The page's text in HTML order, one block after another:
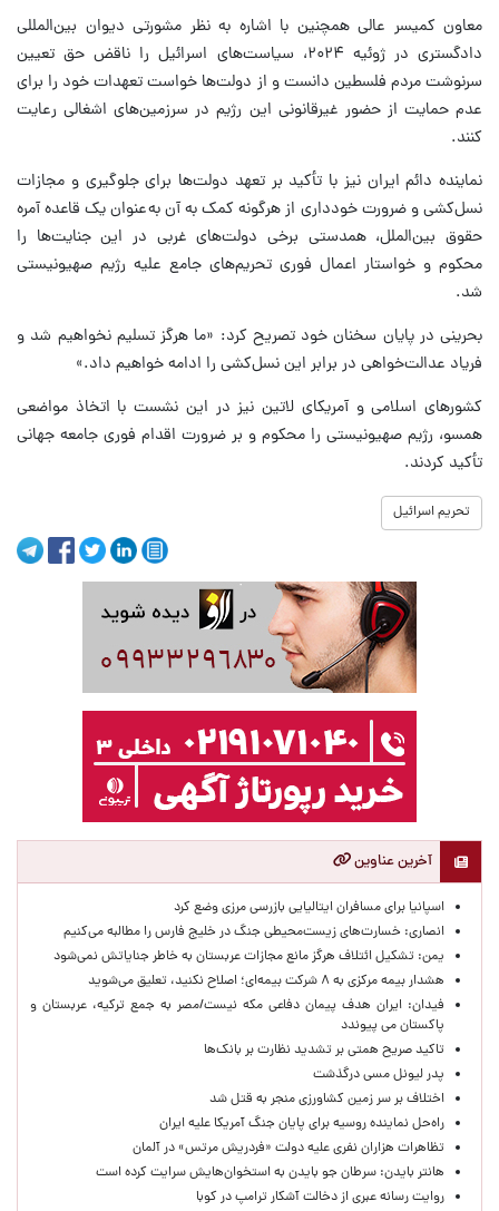
معاون کمیسر عالی همچنین با اشاره به نظر مشورتی دیوان بین‌المللی
دادگستری در ژوئیه ۲۰۲۴، سیاست‌های اسرائیل را ناقض حق تعیین
سرنوشت مردم فلسطین دانست و از دولت‌ها خواست تعهدات خود را برای
عدم حمایت از حضور غیرقانونی این رژیم در سرزمین‌های اشغالی رعایت
کنند.
نماینده دائم ایران نیز با تأکید بر تعهد دولت‌ها برای جلوگیری و مجازات
نسل‌کشی و ضرورت خودداری از هرگونه کمک به آن به‌عنوان یک قاعده آمره
حقوق بین‌الملل، همدستی برخی دولت‌های غربی در این جنایت‌ها را
محکوم و خواستار اعمال فوری تحریم‌های جامع علیه رژیم صهیونیستی
شد.
بحرینی در پایان سخنان خود تصریح کرد: «ما هرگز تسلیم نخواهیم شد و
فریاد عدالت‌خواهی در برابر این نسل‌کشی را ادامه خواهیم داد.»
کشورهای اسلامی و آمریکای لاتین نیز در این نشست با اتخاذ مواضعی
همسو، رژیم صهیونیستی را محکوم و بر ضرورت اقدام فوری جامعه جهانی
تأکید کردند.
تحریم اسرائیل
آخرین عناوین
اسپانیا برای مسافران ایتالیایی بازرسی مرزی وضع کرد
انصاری: خسارت‌های زیست‌محیطی جنگ در خلیج فارس را مطالبه‌ می‌کنیم
یمن: تشکیل ائتلاف هرگز مانع مجازات عربستان به خاطر جنایاتش نمی‌شود
هشدار بیمه مرکزی به ۸ شرکت بیمه‌ای؛ اصلاح نکنید، تعلیق می‌شوید
فیدان: ایران هدف پیمان دفاعی مکه نیست/مصر به جمع ترکیه، عربستان و
پاکستان می پیوندد
تاکید صریح همتی بر تشدید نظارت بر بانک‌ها
پدر لیونل مسی درگذشت
اختلاف بر سر زمین کشاورزی منجر به قتل شد
راه‌حل نماینده روسیه برای پایان جنگ آمریکا علیه ایران
تظاهرات هزاران نفری علیه دولت «فردریش مرتس» در آلمان
هانتر بایدن: سرطان جو بایدن به استخوان‌هایش سرایت کرده است
روایت رسانه عبری از دخالت آشکار ترامپ در کوبا